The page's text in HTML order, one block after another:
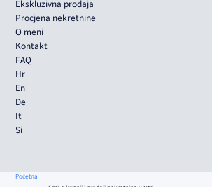
Ekskluzivna prodaja
Procjena nekretnine
O meni
Kontakt
FAQ
Hr
En
De
It
Si
Početna